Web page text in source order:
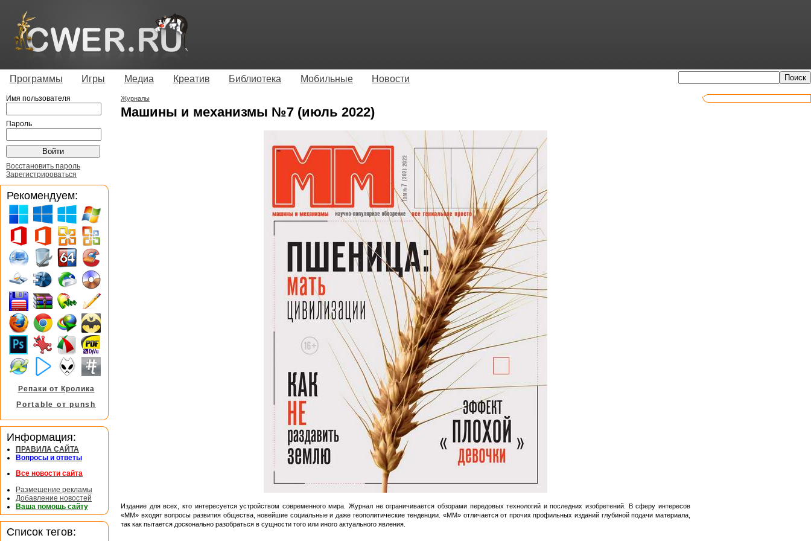
Программы Игры Медиа Креатив Библиотека Мобильные Новости
Журналы
Машины и механизмы №7 (июль 2022)
Издание для всех, кто интересуется устройством современного мира. Журнал не ограничивается обзорами передовых технологий и последних изобретений. В сферу интересов
«ММ» входят вопросы развития общества, новейшие социальные и даже геополитические тенденции. «ММ» отличается от прочих профильных изданий глубиной подачи материала,
так как пытается досконально разобраться в сущности того или иного актуального явления.
Имя пользователя
Пароль
Восстановить пароль
Зарегистрироваться
Рекомендуем:
Репаки от Кролика
Portable от punsh
Информация:
ПРАВИЛА САЙТА
Вопросы и ответы
Все новости сайта
Размещение рекламы
Добавление новостей
Ваша помощь сайту
Список тегов: